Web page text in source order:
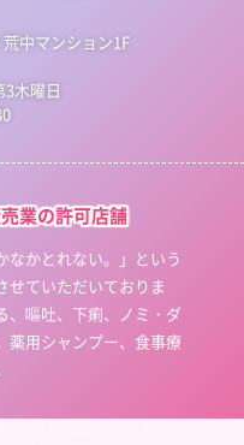
中マンション1F
木曜日
業の許可店舗
なかとれない。」という
せていただいておりま
、嘔吐、下痢、ノミ・ダ
薬用シャンプー、食事療